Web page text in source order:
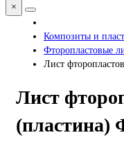
×
Композиты и
Фторопластовые
Лист
Лист
(пластина)